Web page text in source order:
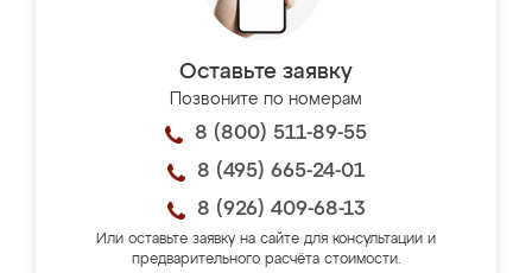
Оставьте заявку
Позвоните по номерам
8 (800) 511-89-55
8 (495) 665-24-01
8 (926) 409-68-13
Или оставьте заявку на сайте для консультации и
предварительного расчёта стоимости.